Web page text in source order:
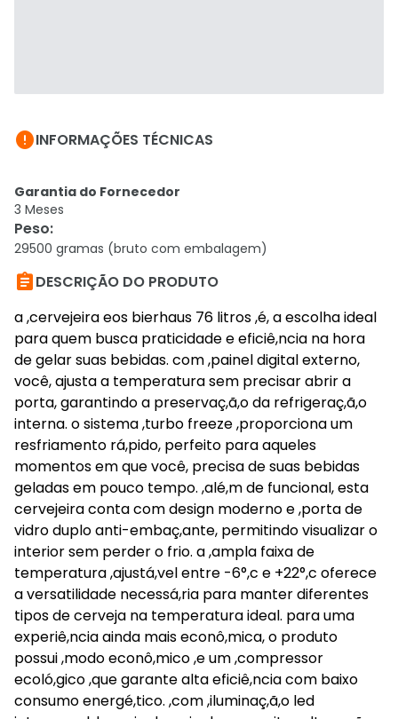
INFORMAÇÕES TÉCNICAS
Garantia do Fornecedor
3 Meses
Peso:
29500 gramas (bruto com embalagem)
DESCRIÇÃO DO PRODUTO
a ,cervejeira eos bierhaus 76 litros ,é, a escolha ideal
para quem busca praticidade e eficiê,ncia na hora
de gelar suas bebidas. com ,painel digital externo,
você, ajusta a temperatura sem precisar abrir a
porta, garantindo a preservaç,ã,o da refrigeraç,ã,o
interna. o sistema ,turbo freeze ,proporciona um
resfriamento rá,pido, perfeito para aqueles
momentos em que você, precisa de suas bebidas
geladas em pouco tempo. ,alé,m de funcional, esta
cervejeira conta com design moderno e ,porta de
vidro duplo anti-embaç,ante, permitindo visualizar o
interior sem perder o frio. a ,ampla faixa de
temperatura ,ajustá,vel entre -6°,c e +22°,c oferece
a versatilidade necessá,ria para manter diferentes
tipos de cerveja na temperatura ideal. para uma
experiê,ncia ainda mais econô,mica, o produto
possui ,modo econô,mico ,e um ,compressor
ecoló,gico ,que garante alta eficiê,ncia com baixo
consumo energé,tico. ,com ,iluminaç,ã,o led